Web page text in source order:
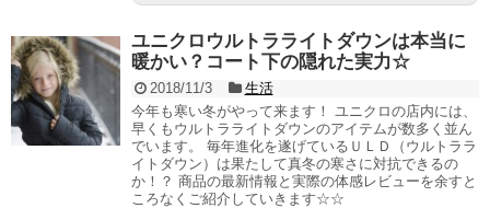
ユニクロウルトラライトダウンは本当に
暖かい？コート下の隠れた実力☆
2018/11/3
生活
今年も寒い冬がやって来ます！ ユニクロの店内には、
早くもウルトラライトダウンのアイテムが数多く並ん
でいます。 毎年進化を遂げているＵＬＤ（ウルトララ
イトダウン）は果たして真冬の寒さに対抗できるの
か！？ 商品の最新情報と実際の体感レビューを余すと
ころなくご紹介していきます☆☆